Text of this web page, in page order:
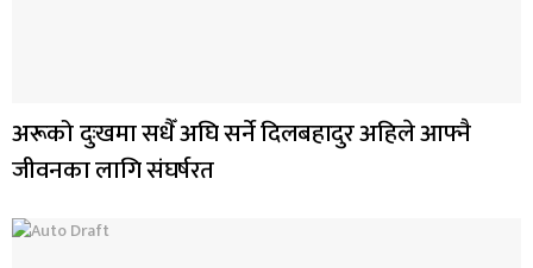
अरूको दुःखमा सधैँ अघि सर्ने दिलबहादुर अहिले आफ्नै
जीवनका लागि संघर्षरत